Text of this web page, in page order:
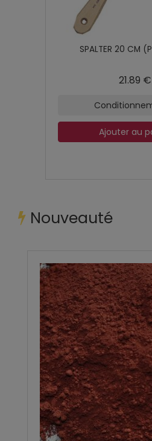
SPALTER 20 CM
21.89 €
Ajouter au
Nouveauté